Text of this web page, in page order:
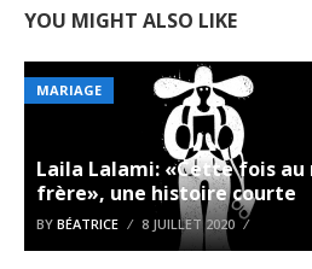
YOU MIGHT ALSO LIKE
MARIAGE
Laila Lalami: «Cette fois
frère», une histoire courte
BY BÉATRICE 8 JUILLET 2020